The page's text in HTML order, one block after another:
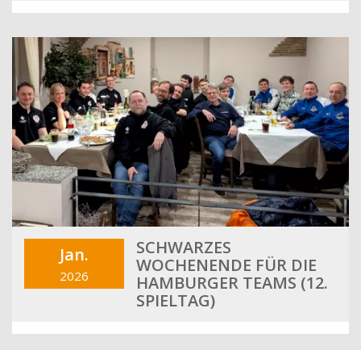
Jan.
2026
SCHWARZES
WOCHENENDE FÜR DIE
HAMBURGER TEAMS (12.
SPIELTAG)